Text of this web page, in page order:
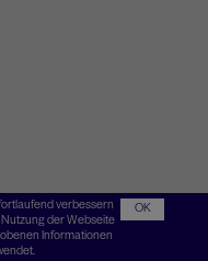
verbessern
der Webseite
Informationen
OK